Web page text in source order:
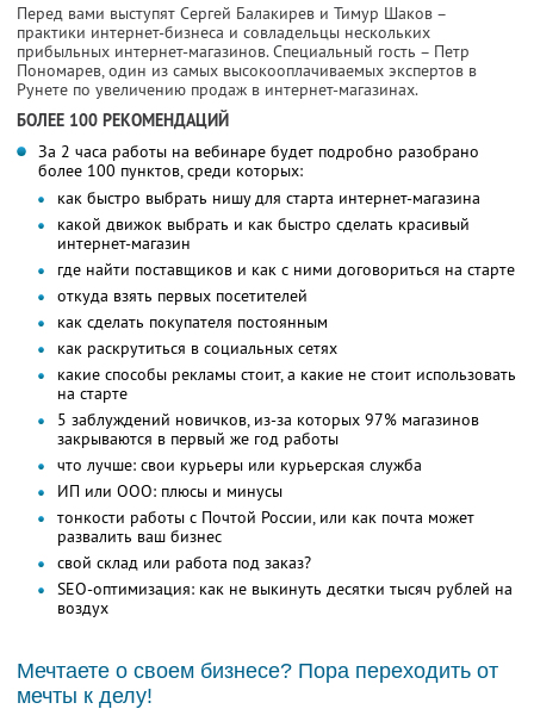
Перед вами выступят Сергей Балакирев и Тимур Шаков –
практики интернет-бизнеса и совладельцы нескольких
прибыльных интернет-магазинов. Специальный гость – Петр
Пономарев, один из самых высокооплачиваемых экспертов в
Рунете по увеличению продаж в интернет-магазинах.
БОЛЕЕ 100 РЕКОМЕНДАЦИЙ
За 2 часа работы на вебинаре будет подробно разобрано
более 100 пунктов, среди которых:
как быстро выбрать нишу для старта интернет-магазина
какой движок выбрать и как быстро сделать красивый
интернет-магазин
где найти поставщиков и как с ними договориться на старте
откуда взять первых посетителей
как сделать покупателя постоянным
как раскрутиться в социальных сетях
какие способы рекламы стоит, а какие не стоит использовать
на старте
5 заблуждений новичков, из-за которых 97% магазинов
закрываются в первый же год работы
что лучше: свои курьеры или курьерская служба
ИП или ООО: плюсы и минусы
тонкости работы с Почтой России, или как почта может
развалить ваш бизнес
свой склад или работа под заказ?
SEO-оптимизация: как не выкинуть десятки тысяч рублей на
воздух
Мечтаете о своем бизнесе? Пора переходить от
мечты к делу!